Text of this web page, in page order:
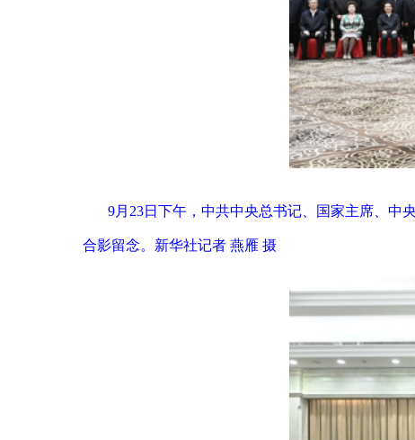
9月23日下午，中共中央总书记、国家主席、中
合影留念。新华社记者 燕雁 摄